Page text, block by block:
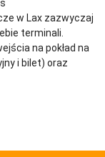
w Lax zazwyczaj
terminali.
na pokład na
i bilet) oraz